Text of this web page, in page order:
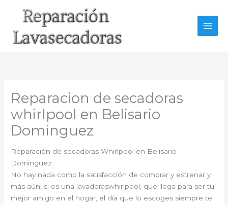
Reparacion de secadoras
whirlpool en Belisario
Dominguez
Reparación de secadoras Whirlpool en Belisario
Dominguez:
No hay nada como la satisfacción de comprar y estrenar y
más aún, si es una lavadoraswhirlpool, que llega para ser tu
mejor amigo en el hogar, el día que lo escoges siempre te